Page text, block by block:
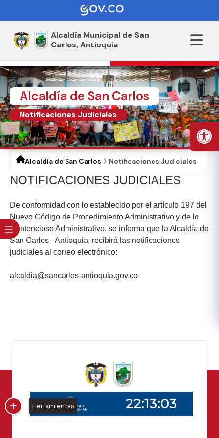
Alcaldía Municipal de San
Carlos,Antioquia
Alcaldía de San Carlos
Notificaciones Judiciales
Alcaldía de San Carlos Notificaciones Judiciales
NOTIFICACIONES JUDICIALES
De conformidad con lo establecido por el artículo 197 del
Nuevo Código de Procedimiento Administrativo y de lo
Contencioso Administrativo, se informa que la Alcaldía de
San Carlos - Antioquia, recibirá las notificaciones
judiciales al correo electrónico:
alcaldia@sancarlos-antioquia.gov.co​
Herramientas